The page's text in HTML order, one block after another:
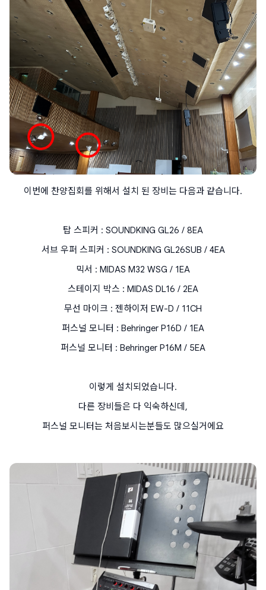
이번에 찬양집회를 위해서 설치 된 장비는 다음과 같습니다.
탑 스피커 : SOUNDKING GL26 / 8EA
서브 우퍼 스피커 : SOUNDKING GL26SUB / 4EA
믹서 : MIDAS M32 WSG / 1EA
스테이지 박스 : MIDAS DL16 / 2EA
무선 마이크 : 젠하이저 EW-D / 11CH
퍼스널 모니터 : Behringer P16D / 1EA
퍼스널 모니터 : Behringer P16M / 5EA
이렇게 설치되었습니다.
다른 장비들은 다 익숙하신데,
퍼스널 모니터는 처음보시는분들도 많으실거에요